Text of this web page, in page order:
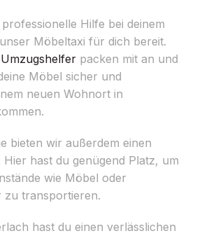
Hilfe bei deinem
Möbeltaxi für dich bereit.
Umzugshelfer packen mit an und
Möbel sicher und
neuen Wohnort in
bieten wir außerdem einen
hast du genügend Platz, um
wie Möbel oder
zu transportieren.
hast du einen verlässlichen